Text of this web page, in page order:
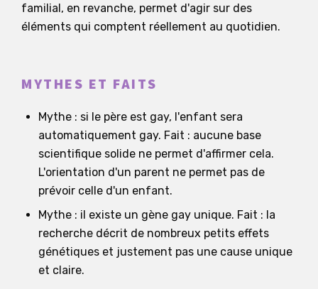
familial, en revanche, permet d'agir sur des
éléments qui comptent réellement au quotidien.
MYTHES ET FAITS
Mythe : si le père est gay, l'enfant sera
automatiquement gay. Fait : aucune base
scientifique solide ne permet d'affirmer cela.
L'orientation d'un parent ne permet pas de
prévoir celle d'un enfant.
Mythe : il existe un gène gay unique. Fait : la
recherche décrit de nombreux petits effets
génétiques et justement pas une cause unique
et claire.